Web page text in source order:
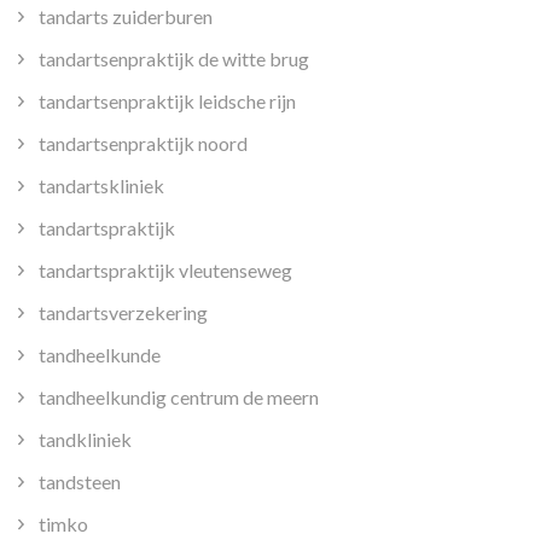
tandarts zuiderburen
tandartsenpraktijk de witte brug
tandartsenpraktijk leidsche rijn
tandartsenpraktijk noord
tandartskliniek
tandartspraktijk
tandartspraktijk vleutenseweg
tandartsverzekering
tandheelkunde
tandheelkundig centrum de meern
tandkliniek
tandsteen
timko